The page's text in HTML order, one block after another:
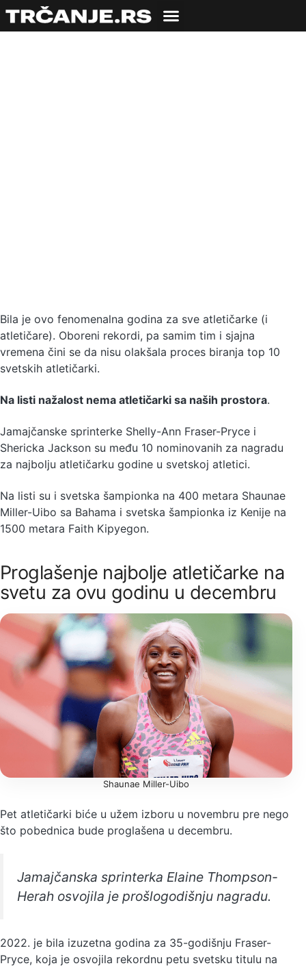
Bila je ovo fenomenalna godina za sve atletičarke (i
atletičare). Oboreni rekordi, pa samim tim i sjajna
vremena čini se da nisu olakšala proces biranja top 10
svetskih atletičarki.
Na listi nažalost nema atletičarki sa naših prostora.
Jamajčanske sprinterke Shelly-Ann Fraser-Pryce i
Shericka Jackson su među 10 nominovanih za nagradu
za najbolju atletičarku godine u svetskoj atletici.
Na listi su i svetska šampionka na 400 metara Shaunae
Miller-Uibo sa Bahama i svetska šampionka iz Kenije na
1500 metara Faith Kipyegon.
Proglašenje najbolje atletičarke na
svetu za ovu godinu u decembru
Shaunae Miller-Uibo
Pet atletičarki biće u užem izboru u novembru pre nego
što pobednica bude proglašena u decembru.
Jamajčanska sprinterka Elaine Thompson-
Herah osvojila je prošlogodišnju nagradu.
2022. je bila izuzetna godina za 35-godišnju Fraser-
Pryce, koja je osvojila rekordnu petu svetsku titulu na